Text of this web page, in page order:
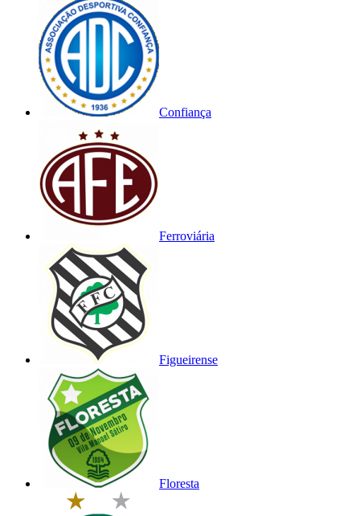
Confiança
Ferroviária
Figueirense
Floresta